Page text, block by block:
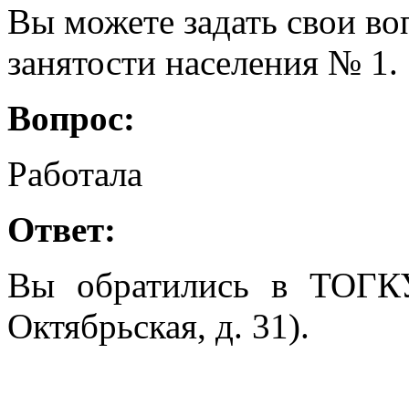
Вы можете задать свои
занятости населения № 1.
Вопрос:
Работала
Ответ:
Вы обратились в
Октябрьская, д. 31).